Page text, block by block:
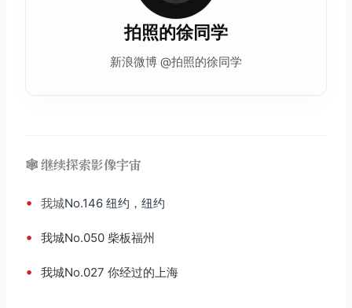
拍照的徐同学
新浪微博 @拍照的徐同学
🕸️ 继续探索影像宇宙
• 我城No.146 纽约，纽约
• 我城No.050 柴板福州
• 我城No.027 你经过的上海